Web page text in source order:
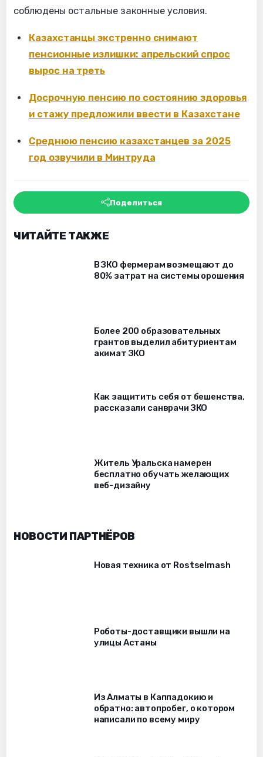
соблюдены остальные законные условия.
Казахстанцы экстренно снимают
пенсионные излишки: апрельский спрос
вырос на треть
Досрочную пенсию по состоянию здоровья
и стажу предложили ввести в Казахстане
Среднюю пенсию казахстанцев за 2025
год озвучили в Минтруда
Поделиться
ЧИТАЙТЕ ТАКЖЕ
В ЗКО фермерам возмещают до
80% затрат на системы орошения
Более 200 образовательных
грантов выделил абитуриентам
акимат ЗКО
Как защитить себя от бешенства,
рассказали санврачи ЗКО
Житель Уральска намерен
бесплатно обучать желающих
веб-дизайну
НОВОСТИ ПАРТНЁРОВ
Новая техника от Rostselmash
Роботы-доставщики вышли на
улицы Астаны
Из Алматы в Каппадокию и
обратно: автопробег, о котором
написали по всему миру